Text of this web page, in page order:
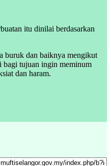
itu dinilai berdasarkan
buruk dan baiknya mengikut
bagi tujuan ingin meminum
dan haram.